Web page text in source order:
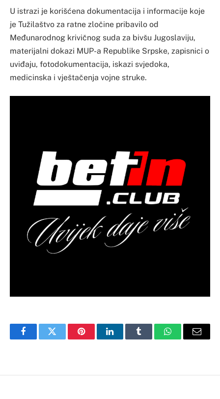
U istrazi je korišćena dokumentacija i informacije koje
je Tužilaštvo za ratne zločine pribavilo od
Međunarodnog krivičnog suda za bivšu Jugoslaviju,
materijalni dokazi MUP-a Republike Srpske, zapisnici o
uviđaju, fotodokumentacija, iskazi svjedoka,
medicinska i vještačenja vojne struke.
FacebookTwitter PinterestLinkedInTumblr WhatsAppEmail